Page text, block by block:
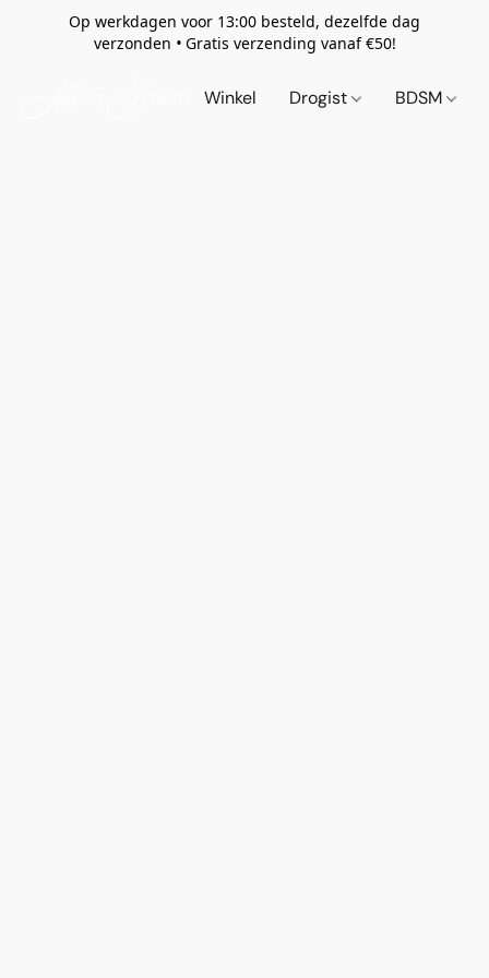
Op werkdagen voor 13:00 besteld, dezelfde dag
verzonden • Gratis verzending vanaf €50!
Winkel Drogist BDSM